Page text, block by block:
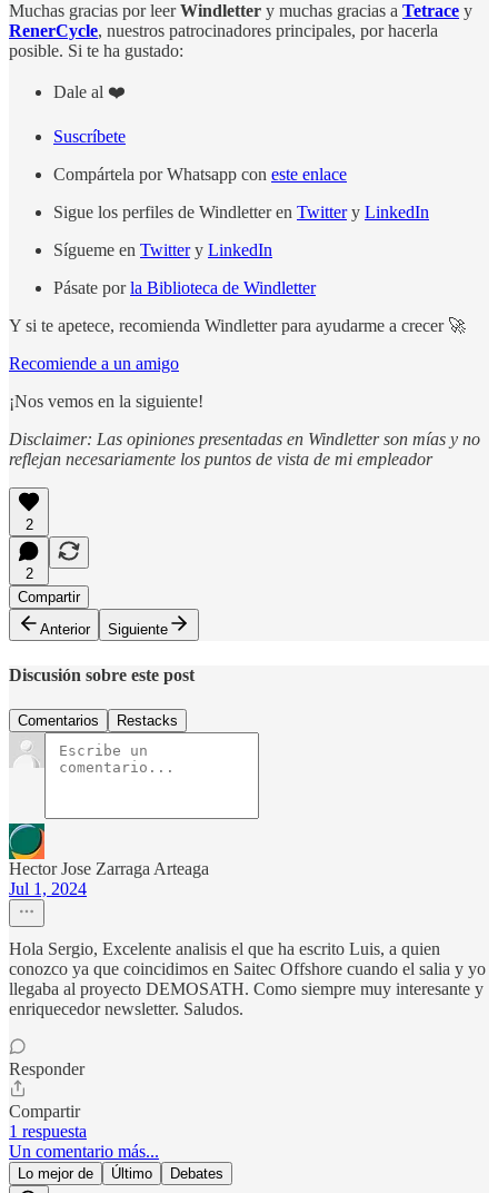
Muchas gracias por leerWindletter y muchas gracias a Tetrace y
RenerCycle, nuestros patrocinadores principales, por hacerla
posible. Si te ha gustado:
Dale al ❤️
Suscríbete
Compártela por Whatsapp con este enlace
Sigue los perfiles de Windletter en Twittery LinkedIn
Sígueme en Twittery LinkedIn
Pásate porla Biblioteca de Windletter
Y si te apetece, recomienda Windletter para ayudarme a crecer 🚀
Recomiende a un amigo
¡Nos vemos en la siguiente!
Disclaimer: Las opiniones presentadas en Windletter son mías y no
reflejan necesariamente los puntos de vista de mi empleador
2
2
Compartir
Anterior
Siguiente
Discusión sobre este post
Comentarios Restacks
Hector Jose Zarraga Arteaga
Jul 1, 2024
Hola Sergio, Excelente analisis el que ha escrito Luis, a quien
conozco ya que coincidimos en Saitec Offshore cuando el salia y yo
llegaba al proyecto DEMOSATH. Como siempre muy interesante y
enriquecedor newsletter. Saludos.
Responder
Compartir
1 respuesta
Un comentario más...
Lo mejor de Último Debates